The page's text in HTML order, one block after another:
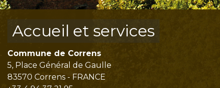
Accueil et services
Commune de Correns
5, Place Général de Gaulle
83570 Correns - FRANCE